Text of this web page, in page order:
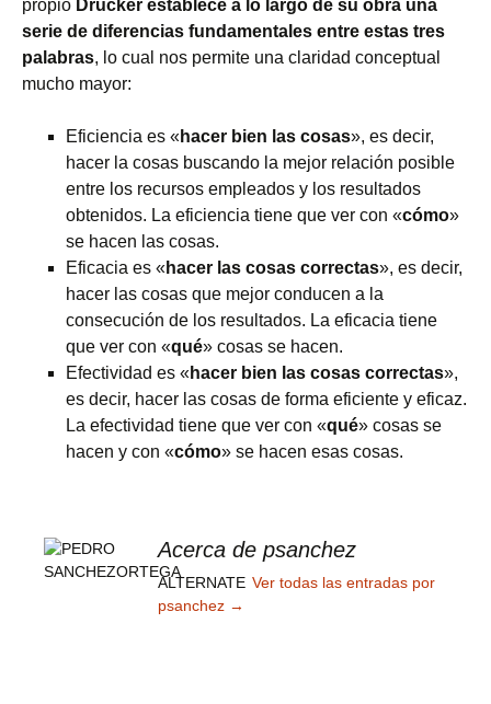
propio Drucker establece a lo largo de su obra una
serie de diferencias fundamentales entre estas tres
palabras, lo cual nos permite una claridad conceptual
mucho mayor:
Eficiencia es «hacer bien las cosas», es decir,
hacer la cosas buscando la mejor relación posible
entre los recursos empleados y los resultados
obtenidos. La eficiencia tiene que ver con «cómo»
se hacen las cosas.
Eficacia es «hacer las cosas correctas», es decir,
hacer las cosas que mejor conducen a la
consecución de los resultados. La eficacia tiene
que ver con «qué» cosas se hacen.
Efectividad es «hacer bien las cosas correctas»,
es decir, hacer las cosas de forma eficiente y eficaz.
La efectividad tiene que ver con «qué» cosas se
hacen y con «cómo» se hacen esas cosas.
Acerca de psanchez
ALTERNATE Ver todas las entradas por
psanchez →